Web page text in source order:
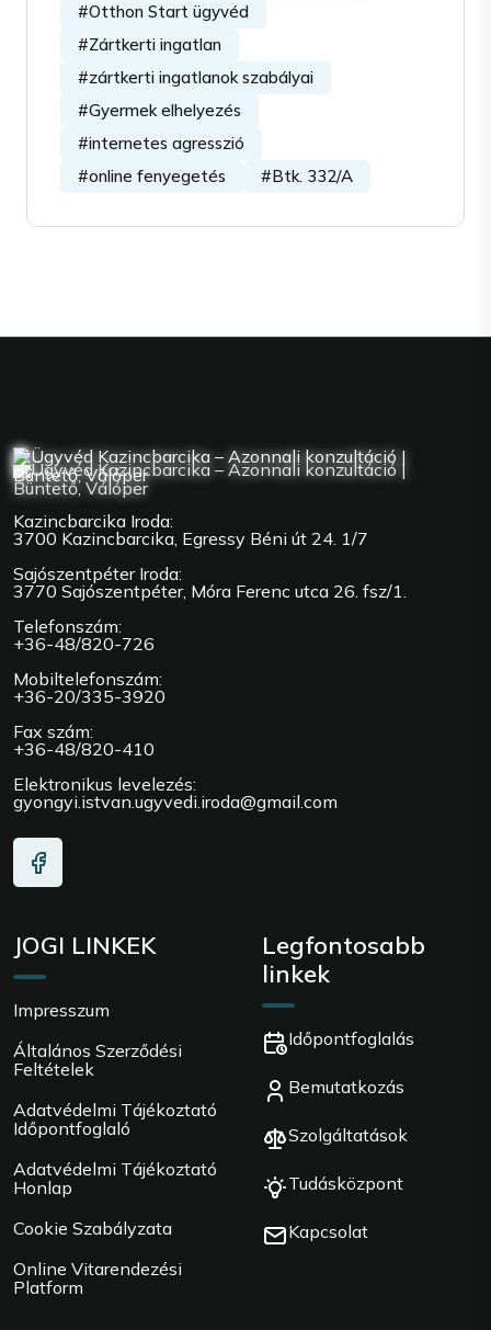
#Otthon Start ügyvéd
#Zártkerti ingatlan
#zártkerti ingatlanok szabályai
#Gyermek elhelyezés
#internetes agresszió
#online fenyegetés
#Btk. 332/A
Kazincbarcika Iroda:
3700 Kazincbarcika, Egressy Béni út 24. 1/7
Sajószentpéter Iroda:
3770 Sajószentpéter, Móra Ferenc utca 26. fsz/1.
Telefonszám:
+36-48/820-726
Mobiltelefonszám:
+36-20/335-3920
Fax szám:
+36-48/820-410
Elektronikus levelezés:
gyongyi.istvan.ugyvedi.iroda@gmail.com
JOGI LINKEK
Impresszum
Általános Szerződési
Feltételek
Adatvédelmi Tájékoztató
Időpontfoglaló
Adatvédelmi Tájékoztató
Honlap
Cookie Szabályzata
Online Vitarendezési
Platform
Legfontosabb
linkek
Időpontfoglalás
Bemutatkozás
Szolgáltatások
Tudásközpont
Kapcsolat